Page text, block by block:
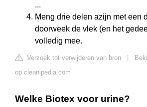
...
Meng drie delen azijn met een
doorweek de vlek (en het
volledig mee.
Verzoek tot verwijderen van bron
op cleanipedia.com
Welke Biotex voor urine?